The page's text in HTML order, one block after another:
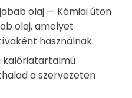
olaj — Kémiai úton
olaj, amelyet
használnak.
kalóriatartalmú
a szervezeten